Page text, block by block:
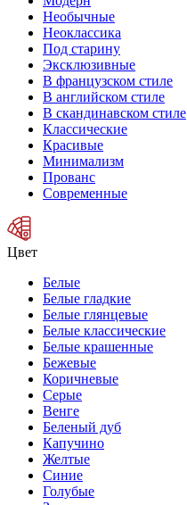
Необычные
Неоклассика
Под старину
Эксклюзивные
В французском стиле
В английском стиле
В скандинавском стиле
Классические
Красивые
Минимализм
Прованс
Современные
Цвет
Белые
Белые гладкие
Белые глянцевые
Белые классические
Белые крашенные
Бежевые
Коричневые
Серые
Венге
Беленый дуб
Капучино
Желтые
Синие
Голубые